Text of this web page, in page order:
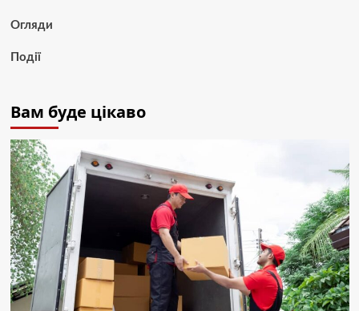
Огляди
Події
Вам буде цікаво